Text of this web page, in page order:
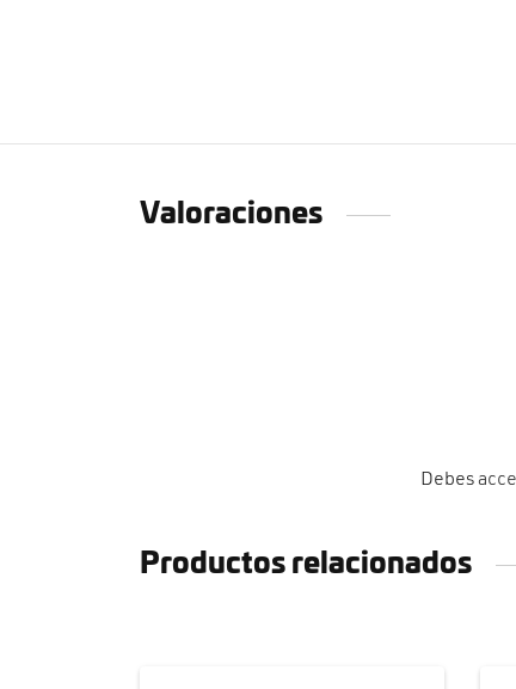
Valoraciones
Debes
Productos relacionados